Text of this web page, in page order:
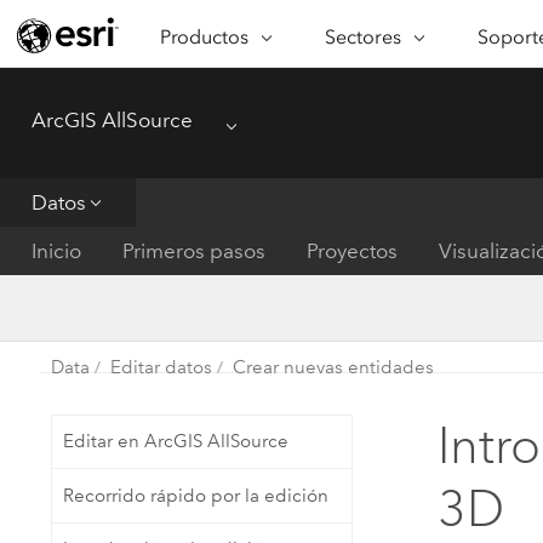
Productos
ARCGIS
Descripción general de ArcGIS
Plataforma completa de
Sistema fundamental para SIG y
Sectores
SECTORES
Conservación
Servicios públicos de
Salud y servicios humanos
Gobierno nacional
ArcGIS AllSource Menu
Datos
Inicio
Primeros pasos Proyectos
Data Editar datos Crear nuevas entidades
Editar en ArcGIS AllSource
Recorrido rápido por la edición
3D